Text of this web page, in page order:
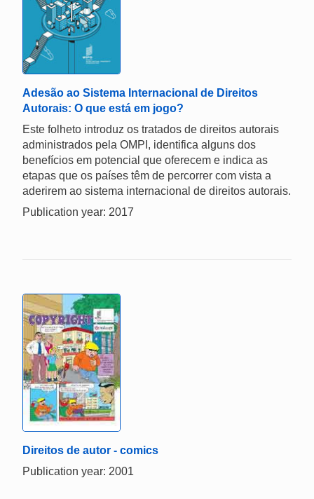
Adesão ao Sistema Internacional de Direitos
Autorais: O que está em jogo?
Este folheto introduz os tratados de direitos autorais
administrados pela OMPI, identifica alguns dos
benefícios em potencial que oferecem e indica as
etapas que os países têm de percorrer com vista a
aderirem ao sistema internacional de direitos autorais.
Publication year: 2017
Direitos de autor - comics
Publication year: 2001